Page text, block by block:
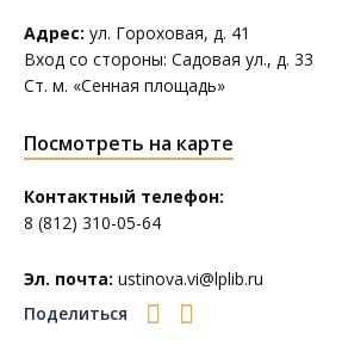
Адрес: ул. Гороховая, д. 41
Вход со стороны: Садовая ул., д. 33
Ст. м. «Сенная площадь»
Посмотреть на карте
Контактный телефон:
8 (812) 310-05-64
Эл. почта: ustinova.vi@lplib.ru
Поделиться